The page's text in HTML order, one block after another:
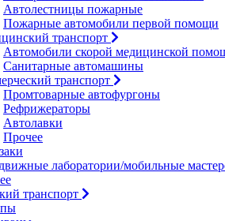
Автолестницы пожарные
Пожарные автомобили первой помощи
транспорт
Автомобили скорой медицинской
Санитарные автомашины
транспорт
Промтоварные автофургоны
Рефрижераторы
Автолавки
Прочее
лаборатории/мобильные
транспорт